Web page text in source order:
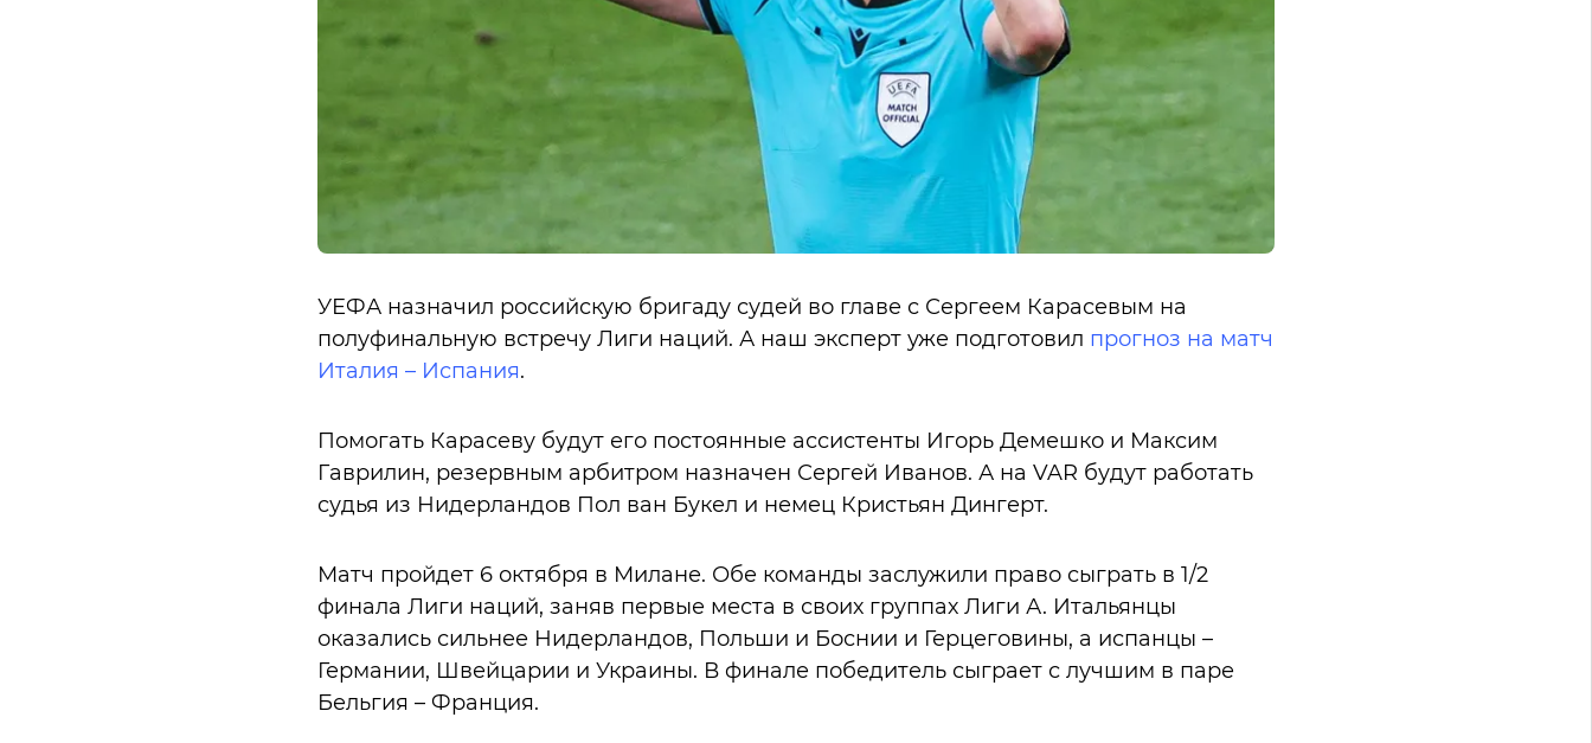
УЕФА назначил российскую бригаду судей во главе с Сергеем Карасевым на
полуфинальную встречу Лиги наций. А наш эксперт уже подготовил прогноз на матч
Италия – Испания.
Помогать Карасеву будут его постоянные ассистенты Игорь Демешко и Максим
Гаврилин, резервным арбитром назначен Сергей Иванов. А на VAR будут работать
судья из Нидерландов Пол ван Букел и немец Кристьян Дингерт.
Матч пройдет 6 октября в Милане. Обе команды заслужили право сыграть в 1/2
финала Лиги наций, заняв первые места в своих группах Лиги А. Итальянцы
оказались сильнее Нидерландов, Польши и Боснии и Герцеговины, а испанцы –
Германии, Швейцарии и Украины. В финале победитель сыграет с лучшим в паре
Бельгия – Франция.